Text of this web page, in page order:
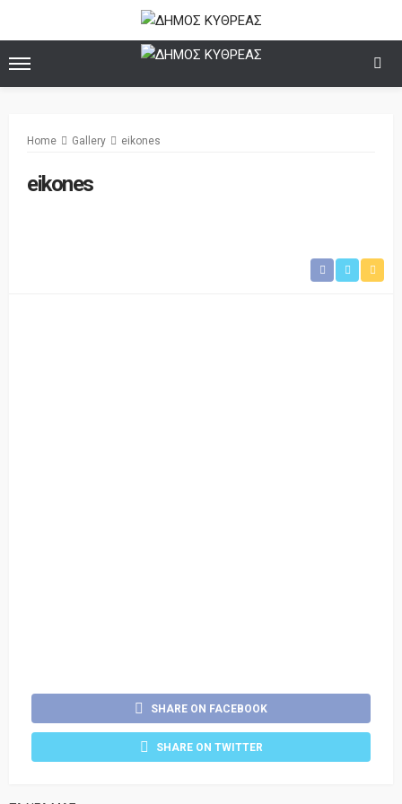
Home Gallery eikones
eikones
SHARE ON FACEBOOK
SHARE ON TWITTER